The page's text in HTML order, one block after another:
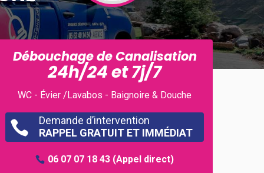
Débouchage de Canalisation
24h/24 et 7j/7
WC - Évier /Lavabos - Baignoire & Douche

Demande d’intervention
RAPPEL GRATUIT ET IMMÉDIAT
06 07 07 18 43 (Appel direct)